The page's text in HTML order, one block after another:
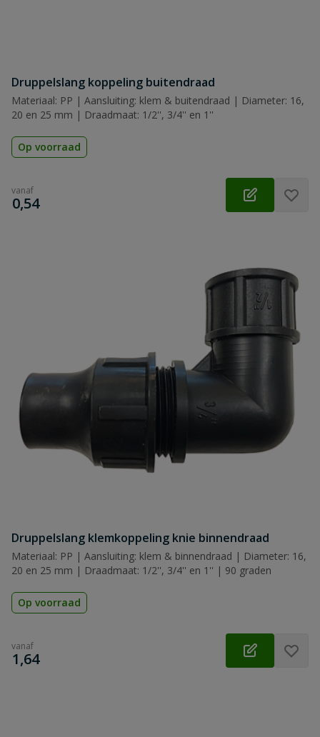
Druppelslang koppeling buitendraad
Materiaal: PP | Aansluiting: klem & buitendraad | Diameter: 16,
20 en 25 mm | Draadmaat: 1/2'', 3/4'' en 1''
Op voorraad
vanaf
€
0,54
Druppelslang klemkoppeling knie binnendraad
Materiaal: PP | Aansluiting: klem & binnendraad | Diameter: 16,
20 en 25 mm | Draadmaat: 1/2'', 3/4'' en 1'' | 90 graden
Op voorraad
vanaf
€
1,64